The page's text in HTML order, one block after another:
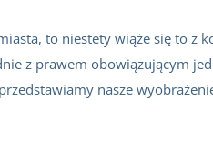
to niestety wiąże się to z
z prawem obowiązującym
nasze